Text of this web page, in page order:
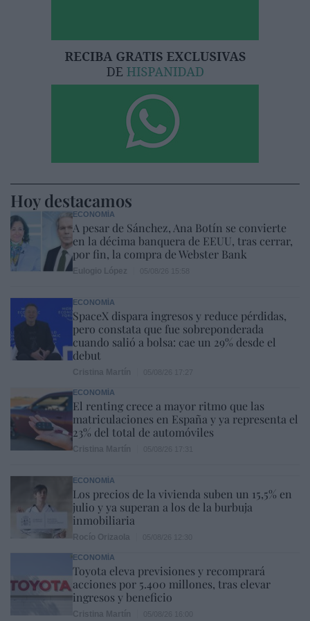
Hoy destacamos
ECONOMÍA
A pesar de Sánchez, Ana Botín se convierte
en la décima banquera de EEUU, tras cerrar,
por fin, la compra de Webster Bank
ECONOMÍA
SpaceX dispara ingresos y reduce pérdidas,
pero constata que fue sobreponderada
cuando salió a bolsa: cae un 29% desde el
debut
ECONOMÍA
El renting crece a mayor ritmo que las
matriculaciones en España y ya representa el
23% del total de automóviles
ECONOMÍA
Los precios de la vivienda suben un 15,5% en
julio y ya superan a los de la burbuja
inmobiliaria
ECONOMÍA
Toyota eleva previsiones y recomprará
acciones por 5.400 millones, tras elevar
ingresos y beneficio